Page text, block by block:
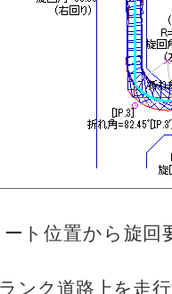
ート位置から旋
ンク道路上を走